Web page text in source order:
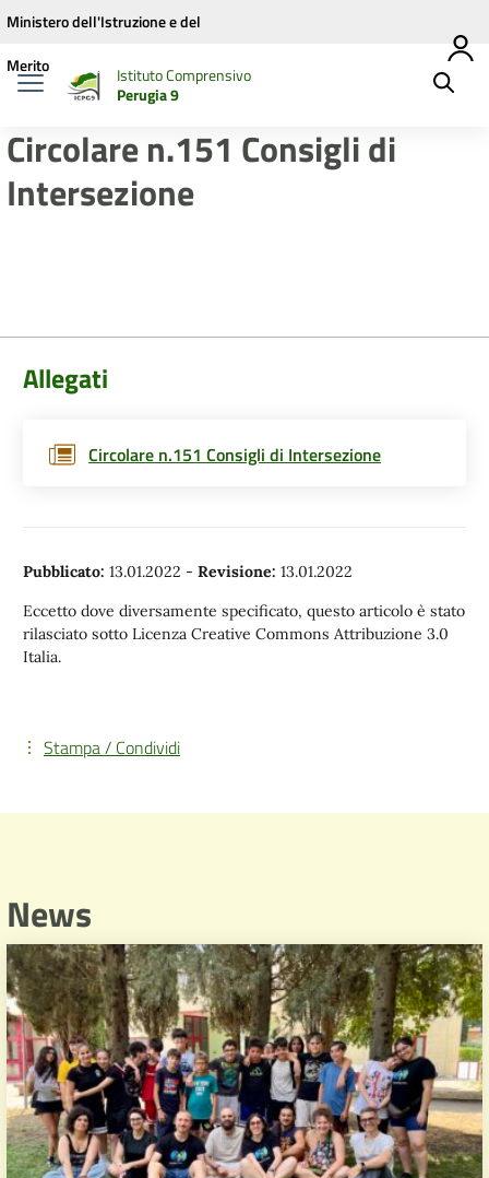
Vai ai contenuti
Vai al menu di navigazione
Vai al footer
Ministero dell'Istruzione e del
Merito
Istituto Comprensivo
Perugia 9
Circolare n.151 Consigli di
Intersezione
Allegati
Circolare n.151 Consigli di Intersezione
Pubblicato: 13.01.2022 - Revisione: 13.01.2022
Eccetto dove diversamente specificato, questo articolo è stato
rilasciato sotto Licenza Creative Commons Attribuzione 3.0
Italia.
Stampa / Condividi
News